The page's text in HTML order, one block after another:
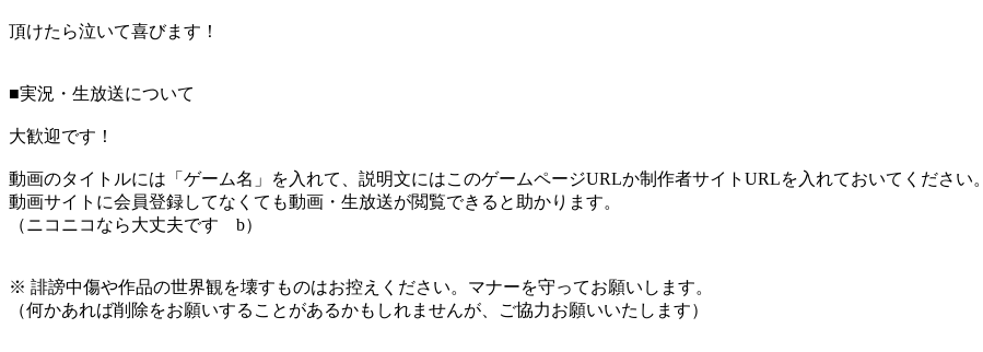
頂けたら泣いて喜びます！
■実況・生放送について
大歓迎です！
動画のタイトルには「ゲーム名」を入れて、説明文にはこのゲームページURLか制作者サイトURLを入れておいてください。
動画サイトに会員登録してなくても動画・生放送が閲覧できると助かります。
（ニコニコなら大丈夫です b）
※ 誹謗中傷や作品の世界観を壊すものはお控えください。マナーを守ってお願いします。
（何かあれば削除をお願いすることがあるかもしれませんが、ご協力お願いいたします）